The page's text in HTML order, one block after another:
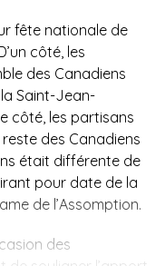
fête nationale de
côté, les
des Canadiens
Saint-Jean-
côté, les partisans
des Canadiens
était différente de
pour date de la
de l’Assomption.
des